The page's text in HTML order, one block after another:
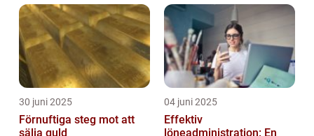
30 juni 2025
Förnuftiga steg mot att
sälja guld
04 juni 2025
Effektiv
löneadministration: En